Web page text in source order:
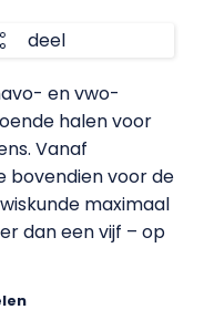
deel
en vwo-
halen voor
Vanaf
bovendien voor de
maximaal
dan een vijf – op